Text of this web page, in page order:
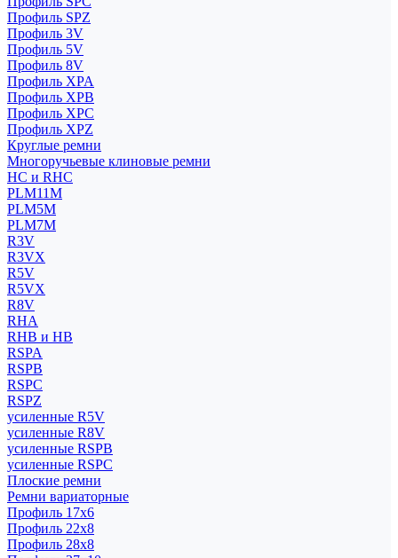
Профиль SPZ
Профиль 3V
Профиль 5V
Профиль 8V
Профиль XPA
Профиль XPB
Профиль XPC
Профиль XPZ
Круглые ремни
Многоручьевые клиновые ремни
HC и RHC
PLM11M
PLM5M
PLM7M
R3V
R3VX
R5V
R5VX
R8V
RHA
RHB и HB
RSPA
RSPB
RSPC
RSPZ
усиленные R5V
усиленные R8V
усиленные RSPB
усиленные RSPC
Плоские ремни
Ремни вариаторные
Профиль 17x6
Профиль 22x8
Профиль 28x8